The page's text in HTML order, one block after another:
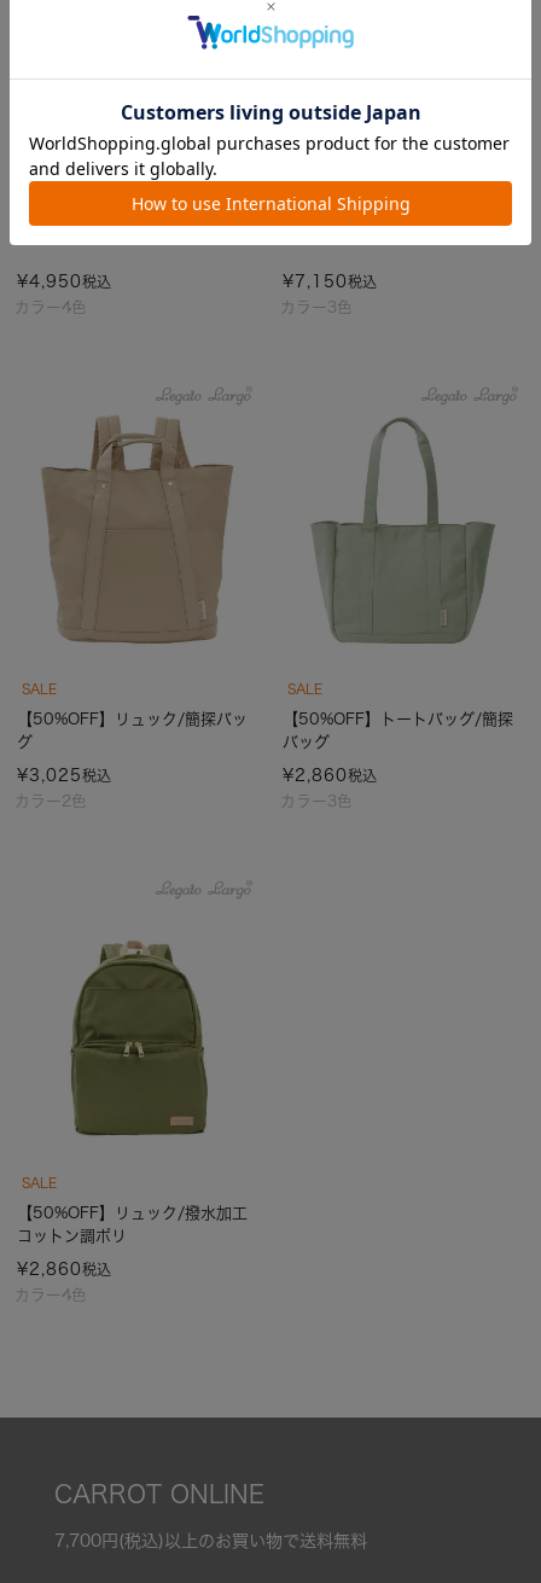
カラー4色
2WAYトートバッグ/ALL DAY
¥4,950税込
カラー3色
リュック/置けルンです!2
¥7,150税込
SALE
カラー2色
【50%OFF】リュック/簡探バッ
グ
¥3,025税込
SALE
カラー3色
【50%OFF】トートバッグ/簡探
バッグ
¥2,860税込
SALE
カラー4色
【50%OFF】リュック/撥水加工
コットン調ポリ
¥2,860税込
CARROT ONLINE
7,700円(税込)以上のお買い物で送料無料